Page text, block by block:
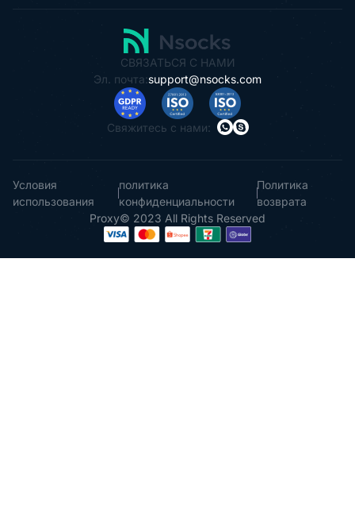
СВЯЗАТЬСЯ С НАМИ
Эл. почта:support@nsocks.com
Свяжитесь с нами:
Условия
использования
политика
конфиденциальности
Политика
возврата
Proxy© 2023 All Rights Reserved